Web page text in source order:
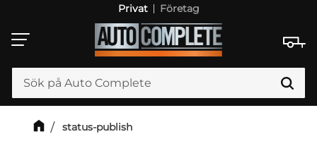
Meny
Privat Företag
status-publish